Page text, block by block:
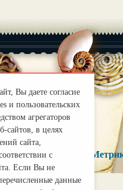
Правила
Вы даете согласие
и пользовательских
агрегаторов
сайтов, в целях
сайта,
с
Если Вы не
данные